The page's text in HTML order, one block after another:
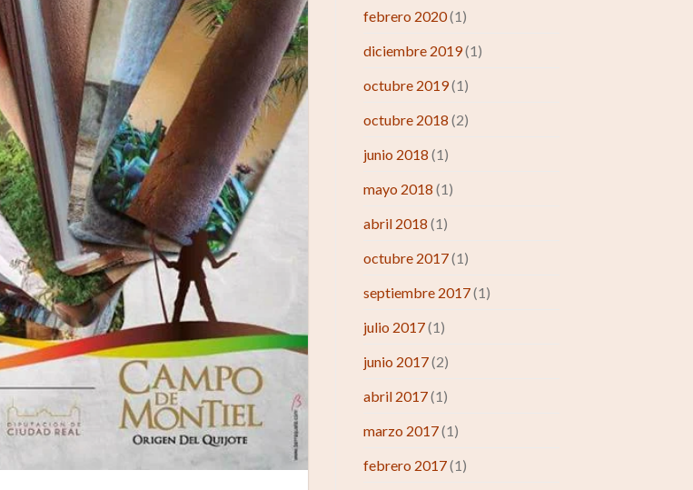
febrero 2020(1)
diciembre 2019(1)
octubre 2019(1)
octubre 2018 (2)
junio 2018 (1)
mayo 2018 (1)
abril 2018 (1)
octubre 2017(1)
septiembre 2017(1)
julio 2017(1)
junio 2017(2)
abril 2017(1)
marzo 2017(1)
febrero 2017(1)